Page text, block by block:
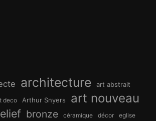
architecture art abstrait
deco Arthur Snyers art nouveau
bronze céramique décor eglise